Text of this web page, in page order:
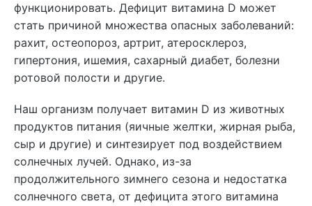
функционировать. Дефицит витамина D может
стать причиной множества опасных заболеваний:
рахит, остеопороз, артрит, атеросклероз,
гипертония, ишемия, сахарный диабет, болезни
ротовой полости и другие.
Наш организм получает витамин D из животных
продуктов питания (яичные желтки, жирная рыба,
сыр и другие) и синтезирует под воздействием
солнечных лучей. Однако, из-за
продолжительного зимнего сезона и недостатка
солнечного света, от дефицита этого витамина